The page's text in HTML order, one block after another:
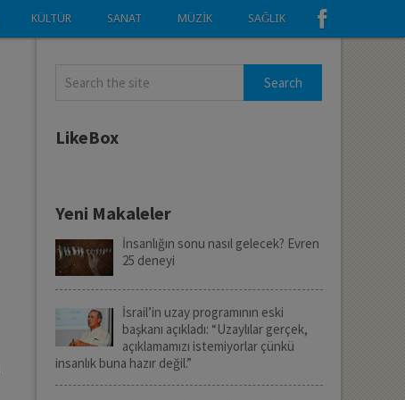
KÜLTÜR SANAT MÜZIK SAĞLIK
LikeBox
Yeni Makaleler
İnsanlığın sonu nasıl gelecek? Evren
25 deneyi
İsrail’in uzay programının eski
başkanı açıkladı: “Uzaylılar gerçek,
açıklamamızı istemiyorlar çünkü
insanlık buna hazır değil.”